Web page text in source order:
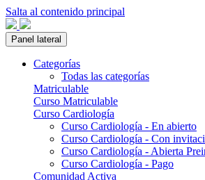
Salta al contenido principal
Panel lateral
Categorías
Todas las categorías
Matriculable
Curso Matriculable
Curso Cardiología
Curso Cardiología - En abierto
Curso Cardiología - Con
Curso Cardiología - Abierta
Curso Cardiología - Pago
Comunidad Activa